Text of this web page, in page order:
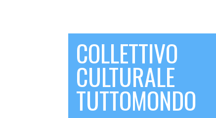
COLLETTIVO
CULTURALE
TUTTOMONDO